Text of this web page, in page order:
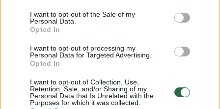
I want to opt-out of the Sale of my
Personal Data.
Opted In
I want to opt-out of processing my
Personal Data for Targeted Advertising.
Opted In
I want to opt-out of Collection, Use,
Retention, Sale, and/or Sharing of my
Personal Data that Is Unrelated with the
Purposes for which it was collected.
Ukrainos politikoje: jis yra neteisus
Laidos | Nauja diena
00:05:25
K. Prunskienės brolis prisiminė jaudinančią akimirką